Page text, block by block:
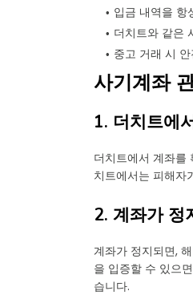
입금 내역을 항
더치트와 같은
중고 거래 시
사기계좌
1. 더치트에
더치트에서 계좌를
치트에서는 피해자
2. 계좌가 정
계좌가 정지되면,
을 입증할 수 있으
습니다.